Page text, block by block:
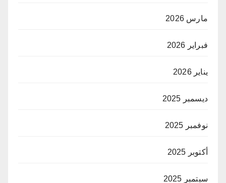
مارس 2026
فبراير 2026
يناير 2026
ديسمبر 2025
نوفمبر 2025
أكتوبر 2025
سبتمبر 2025